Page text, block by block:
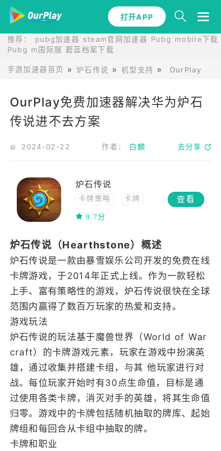
打开APP
推荐： pubg加速器 steam官网加速器 Pubg mobile下载
Pubg m国际服 碧蓝档案下载
手游加速器首页 炉石传说 机型支持 OurPlay免费
OurPlay免费加速器解决华为炉石
传说进不去方案
2024-02-22 作者： 白麟 去分享
炉石传说
卡牌策略
卡牌
休闲
多人
回合制
3D
竞技
PVP
棋牌
9.7分
查看
炉石传说（Hearthstone）概述
炉石传说是一款由暴雪娱乐公司开发的免费在线
卡牌游戏，于2014年正式上线。作为一款轻松
上手、富有策略性的游戏，炉石传说很快在全球
范围内赢得了数百万玩家的热爱和支持。
游戏玩法
炉石传说的玩法基于魔兽世界（World of War
craft）的卡牌游戏元素，玩家在游戏中扮演英
雄，通过收集并搭建卡组，与其 他玩家进行对
战。每位玩家开始时有30点生命值，目标是通
过使用各类卡牌，消灭对手的英雄，将其生命值
归零。游戏中的卡牌包括随机抽取的牌库、起始
牌组和每回合从卡组中抽取的牌。
卡牌和职业